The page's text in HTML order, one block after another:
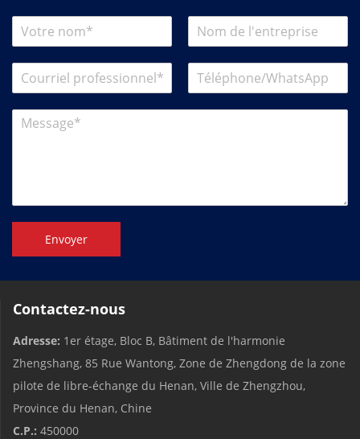
Envoyer
Contactez-nous
Adresse: 1er étage, Bloc B, Bâtiment de l'harmonie
Zhengshang, 85 Rue Wantong, Zone de Zhengdong de la zone
pilote de libre-échange du Henan, Ville de Zhengzhou,
Province du Henan, Chine
C.P.: 450000